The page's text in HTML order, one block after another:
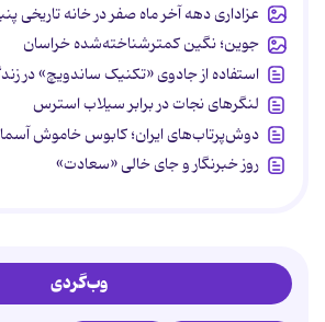
عزاداری دهه آخر ماه صفر در خانه تاریخی
جوین؛ نگین کمترشناخته‌شده خراسان
استفاده از جادوی «تکنیک ساندویچ» در
لنگرهای نجات در برابر سیلاب استرس
دوش‌پرتاب‌های ایران؛ کابوس خاموش
روز خبرنگار و جای خالی «سعادت»
وب‌گردی